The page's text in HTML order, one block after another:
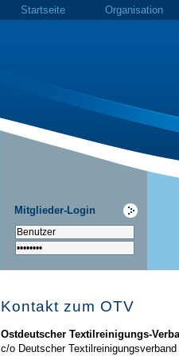
Startseite Organisation
Mitglieder-Login
Kontakt zum OTV
Ostdeutscher Textilreinigungs-
c/o Deutscher Textilreinigungsverband